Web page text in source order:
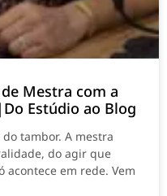
Mestra com a
Estúdio ao Blog
tambor. A mestra
do agir que
em rede. Vem